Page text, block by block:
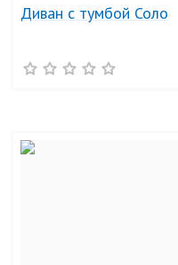
Диван с тумбой Соло